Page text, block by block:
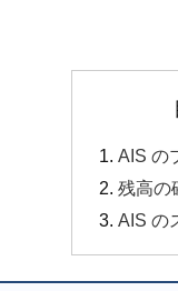
AIS の
残高の
AIS の